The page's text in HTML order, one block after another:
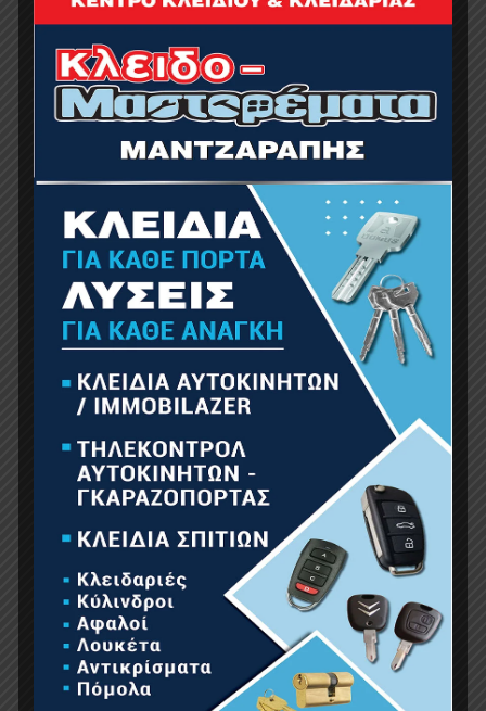
F.F. Group Σετ Allen 1.5-10mm 34757 9τμχ
7.90 €